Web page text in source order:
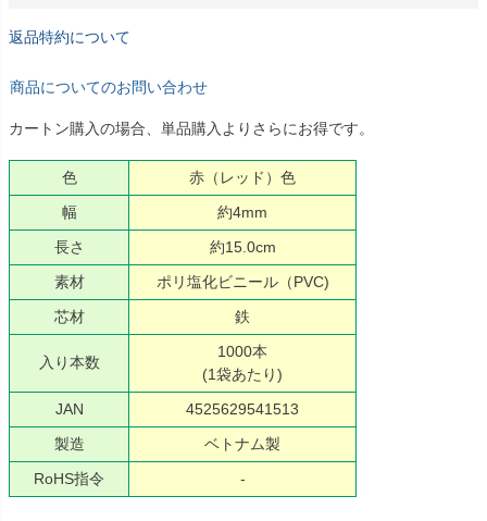
返品特約について
商品についてのお問い合わせ
カートン購入の場合、単品購入よりさらにお得です。
色
赤（レッド）色
幅
約4mm
長さ
約15.0cm
素材
ポリ塩化ビニール（PVC)
芯材
鉄
入り本数
1000本
(1袋あたり)
JAN
4525629541513
製造
ベトナム製
RoHS指令
-